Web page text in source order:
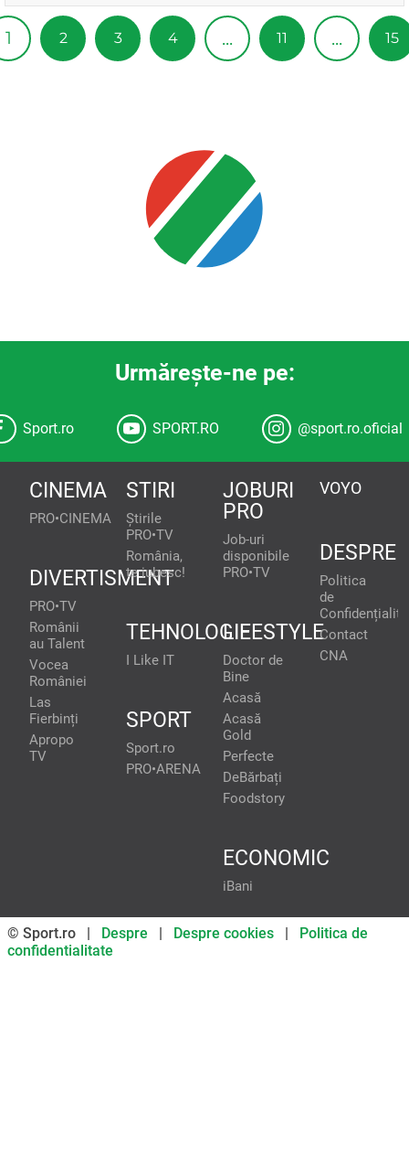
1 2 3 4 ... 11 ... 15
Urmăreşte-ne pe:
Sport.ro SPORT.RO @sport.ro.oficial
CINEMA
PRO•CINEMA
DIVERTISMENT
PRO•TV
Românii
au Talent
Vocea
României
Las
Fierbinți
Apropo
TV
STIRI
Știrile
PRO•TV
România,
te iubesc!
TEHNOLOGIE
I Like IT
SPORT
Sport.ro
PRO•ARENA
JOBURI
PRO
Job-uri
disponibile
PRO•TV
LIFESTYLE
Doctor de
Bine
Acasă
Acasă
Gold
Perfecte
DeBărbați
Foodstory
ECONOMIC
iBani
VOYO
DESPRE
Politica
de
Contact
CNA
© Sport.ro | Despre | Despre cookies | Politica de
confidentialitate